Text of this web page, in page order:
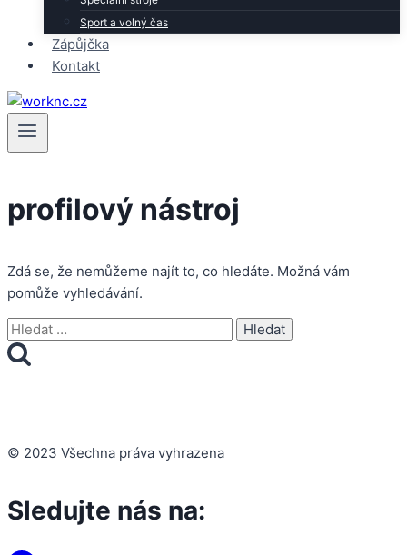
Sport a volný čas
Zápůjčka
Kontakt
profilový nástroj
Zdá se, že nemůžeme najít to, co hledáte. Možná vám
pomůže vyhledávání.
Vyhledávání
© 2023 Všechna práva vyhrazena
Sledujte nás na: